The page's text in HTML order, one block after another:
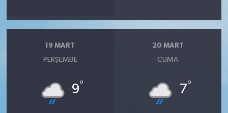
19 MART
PERŞEMBE
9°
20 MART
CUMA
7°